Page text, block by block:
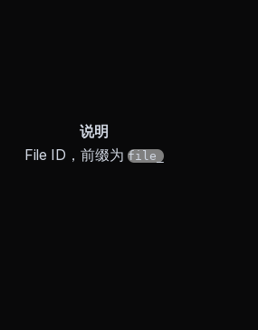
说明
File ID，前缀为 file_